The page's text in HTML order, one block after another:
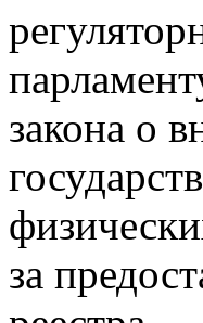
закона о
за